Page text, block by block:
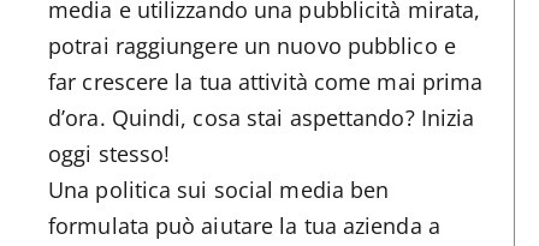
media e utilizzando una pubblicità mirata,
potrai raggiungere un nuovo pubblico e
far crescere la tua attività come mai prima
d’ora. Quindi, cosa stai aspettando? Inizia
oggi stesso!
Una politica sui social media ben
formulata può aiutare la tua azienda a